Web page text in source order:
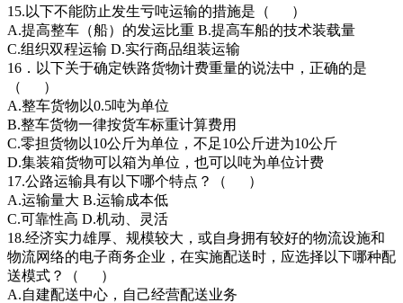
15.以下不能防止发生亏吨运输的措施是（ ）
A.提高整车（船）的发运比重 B.提高车船的技术装载量
C.组织双程运输 D.实行商品组装运输
16．以下关于确定铁路货物计费重量的说法中，正确的是
（ ）
A.整车货物以0.5吨为单位
B.整车货物一律按货车标重计算费用
C.零担货物以10公斤为单位，不足10公斤进为10公斤
D.集装箱货物可以箱为单位，也可以吨为单位计费
17.公路运输具有以下哪个特点？（ ）
A.运输量大 B.运输成本低
C.可靠性高 D.机动、灵活
18.经济实力雄厚、规模较大，或自身拥有较好的物流设施和
物流网络的电子商务企业，在实施配送时，应选择以下哪种配
送模式？（ ）
A.自建配送中心，自己经营配送业务